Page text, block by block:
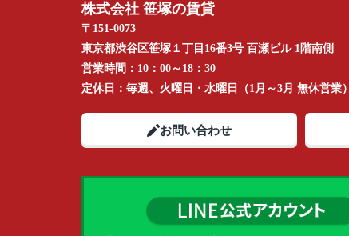
株式会社 笹塚の賃貸
〒151-0073
東京都渋谷区笹塚１丁目16番3号 百瀬ビル 1階南側
営業時間： 10：00～18：30
定休日： 毎週、火曜日・水曜日（1月～3月 無休営業）
お問い合わせ